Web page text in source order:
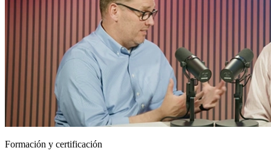
Formación y certificación